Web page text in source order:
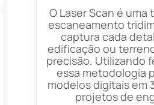
O Laser Scan é
escaneamento
captura cada
edificação ou
precisão. Utilizando
essa metodologia
modelos digitais em
projetos de